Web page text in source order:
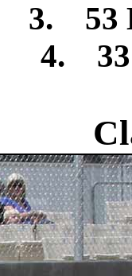
3. 53
4. 33